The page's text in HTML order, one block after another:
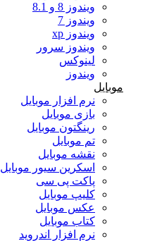
ویندوز 8 و 8.1
ویندوز 7
ویندوز xp
ویندوز سرور
لینوکس
ویندوز
موبایل
نرم افزار موبایل
بازی موبایل
رینگتون موبایل
تم موبایل
نقشه موبایل
اسکرین سیور موبایل
پاکت پی سی
کلیپ موبایل
عکس موبایل
کتاب موبایل
نرم افزار اندروید